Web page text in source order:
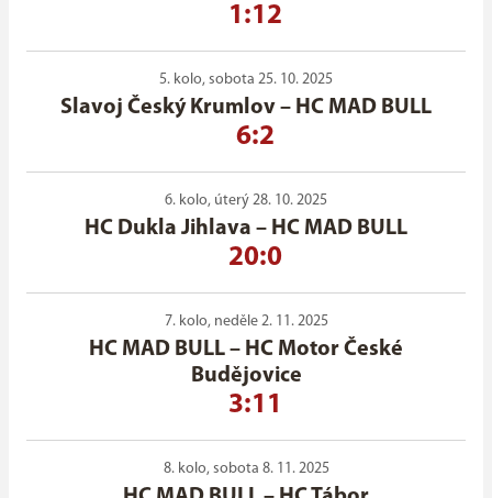
1:12
5. kolo, sobota 25. 10. 2025
Slavoj Český Krumlov – HC MAD BULL
6:2
6. kolo, úterý 28. 10. 2025
HC Dukla Jihlava – HC MAD BULL
20:0
7. kolo, neděle 2. 11. 2025
HC MAD BULL – HC Motor České
Budějovice
3:11
8. kolo, sobota 8. 11. 2025